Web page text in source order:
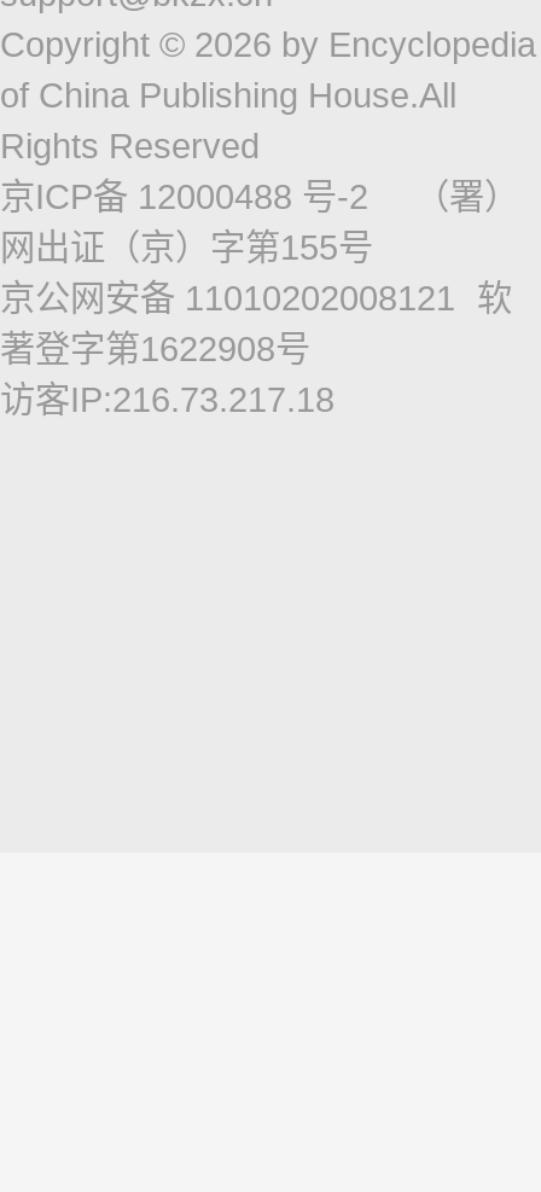
Copyright © 2026 by Encyclopedia
of China Publishing House.All
Rights Reserved
京ICP备 12000488 号-2
（署）
网出证（京）字第155号
京公网安备 11010202008121
软
著登字第1622908号
访客IP:216.73.217.18